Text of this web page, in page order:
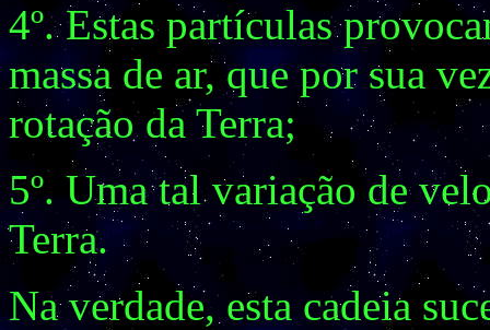
4º. Estas partículas
massa de ar, que por sua
rotação da Terra;
5º. Uma tal variação de
Terra.
Na verdade, esta cadeia